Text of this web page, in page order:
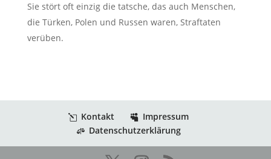
Sie stört oft einzig die tatsche, das auch Menschen,
die Türken, Polen und Russen waren, Straftaten
verüben.
Kontakt
Impressum
Datenschutzerklärung